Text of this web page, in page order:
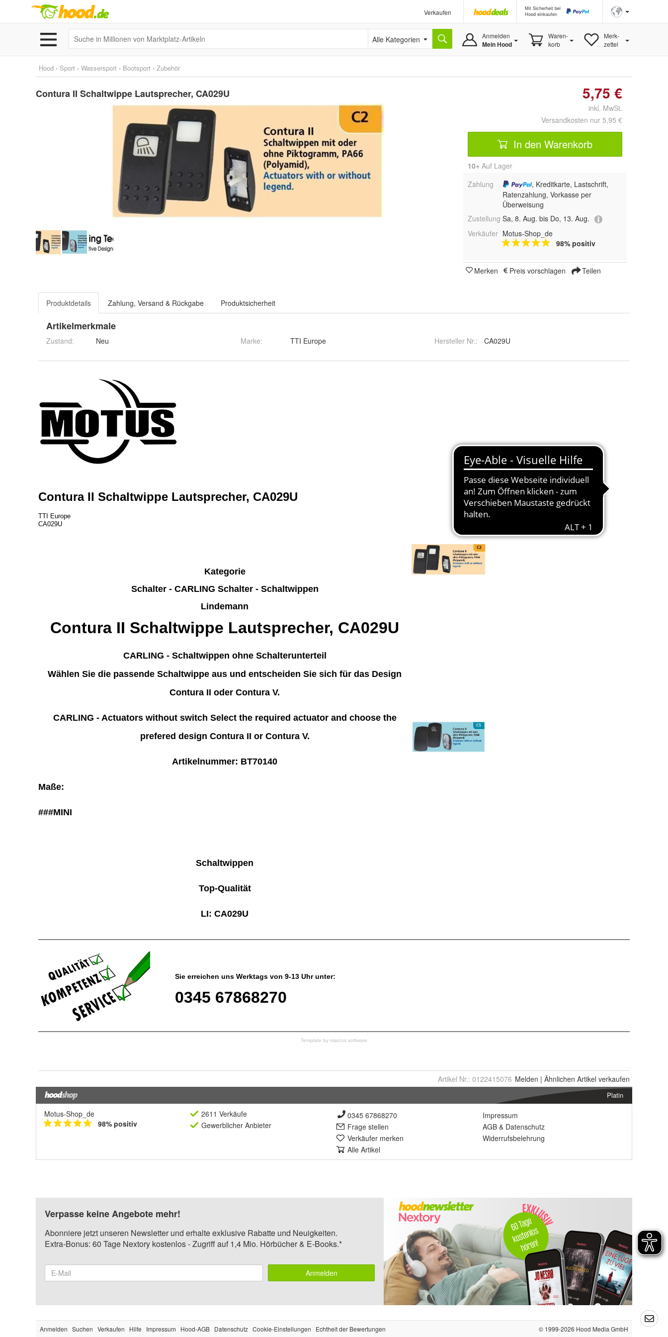
Verkaufen
Mit Sicherheit bei
Hood einkaufen
Alle Kategorien Anmelden
Mein Hood
Waren-
korb
Merk-
zettel
Hood › Sport › Wassersport › Bootsport › Zubehör
Contura II Schaltwippe Lautsprecher, CA029U 5,75 €
inkl. MwSt.
Versandkosten nur 5,95 €
In den Warenkorb
10+ Auf Lager
Zahlung
, Kreditkarte, Lastschrift,
Ratenzahlung, Vorkasse per
Überweisung
Zustellung Sa, 8. Aug. bis Do, 13. Aug.
Verkäufer Motus-Shop_de
98% positiv
Merken Preis vorschlagen Teilen
Produktdetails Zahlung, Versand & Rückgabe Produktsicherheit
Artikelmerkmale
Zustand: Neu Marke: TTI Europe Hersteller Nr.: CA029U
Artikel Nr.: 0122415076 Melden | Ähnlichen Artikel verkaufen
Platin
Motus-Shop_de
98% positiv
2611 Verkäufe
Gewerblicher Anbieter
0345 67868270
Frage stellen
Verkäufer merken
Alle Artikel
Impressum
AGB & Datenschutz
Widerrufsbelehrung
Verpasse keine Angebote mehr!
Abonniere jetzt unseren Newsletter und erhalte exklusive Rabatte und Neuigkeiten.
Extra-Bonus: 60 Tage Nextory kostenlos - Zugriff auf 1,4 Mio. Hörbücher & E-Books.*
Anmelden
Anmelden Suchen Verkaufen Hilfe Impressum Hood-AGB Datenschutz Cookie-Einstellungen Echtheit der Bewertungen © 1999-2026 Hood Media GmbH